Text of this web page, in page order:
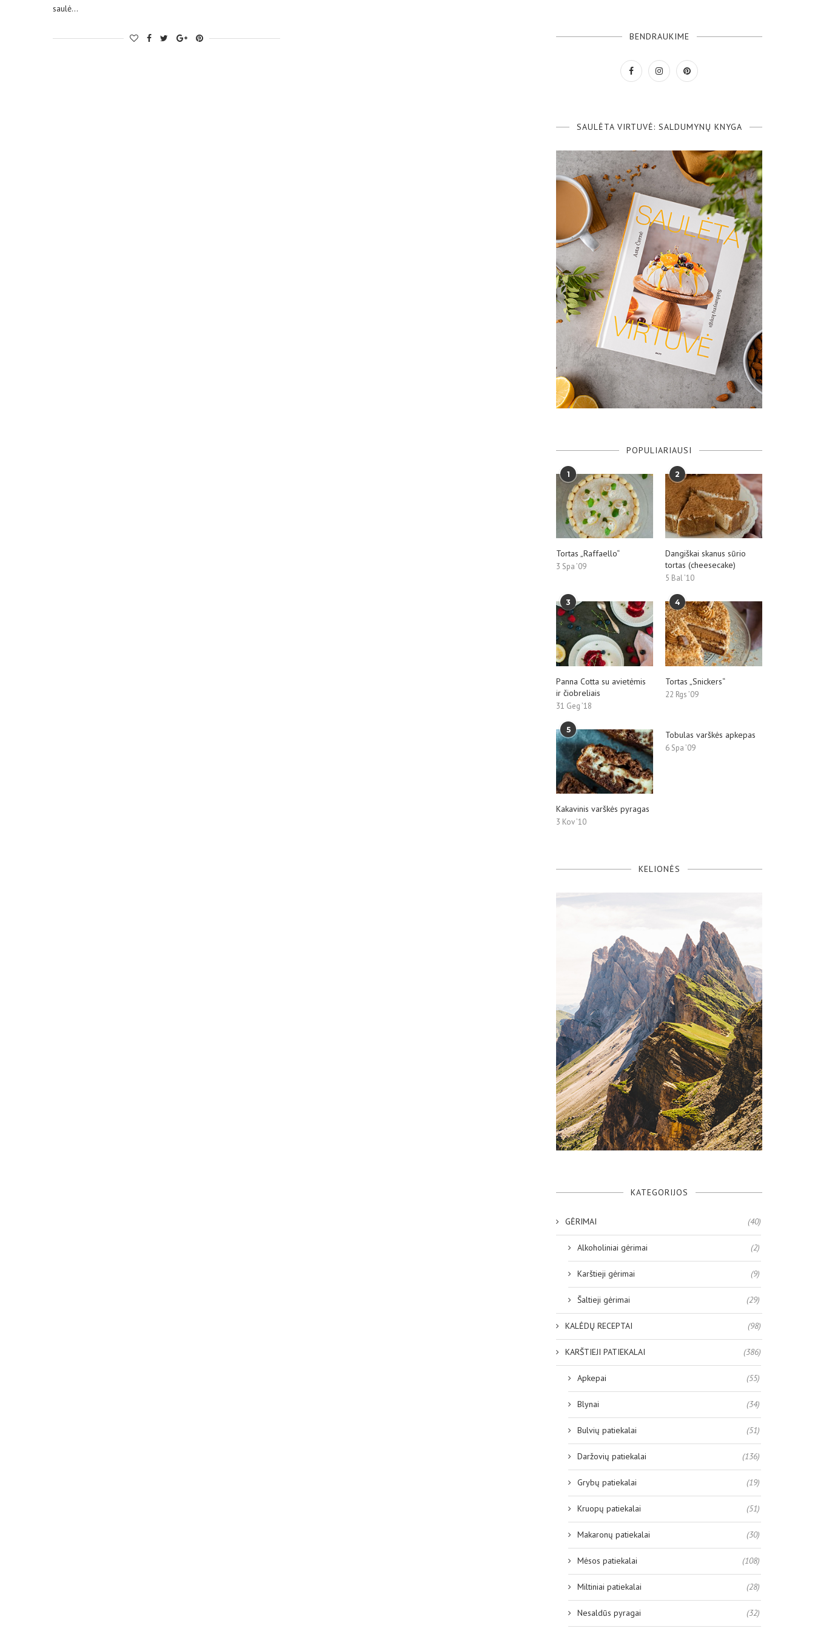
saulė…
BENDRAUKIME
SAULĖTA VIRTUVĖ: SALDUMYNŲ KNYGA
POPULIARIAUSI
1
Tortas „Raffaello“
3 Spa ’09
2
Dangiškai skanus sūrio
tortas (cheesecake)
5 Bal ’10
3
Panna Cotta su avietėmis
ir čiobreliais
31 Geg ’18
4
Tortas „Snickers“
22 Rgs ’09
5
Kakavinis varškės pyragas
3 Kov ’10
Tobulas varškės apkepas
6 Spa ’09
KELIONĖS
KATEGORIJOS
GĖRIMAI (40)
Alkoholiniai gėrimai (2)
Karštieji gėrimai (9)
Šaltieji gėrimai (29)
KALĖDŲ RECEPTAI (98)
KARŠTIEJI PATIEKALAI (386)
Apkepai (55)
Blynai (34)
Bulvių patiekalai (51)
Daržovių patiekalai (136)
Grybų patiekalai (19)
Kruopų patiekalai (51)
Makaronų patiekalai (30)
Mėsos patiekalai (108)
Miltiniai patiekalai (28)
Nesaldūs pyragai (32)